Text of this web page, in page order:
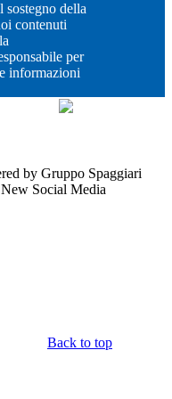
sostegno della
contenuti
per
informazioni
by Gruppo Spaggiari
Social Media
Back to top